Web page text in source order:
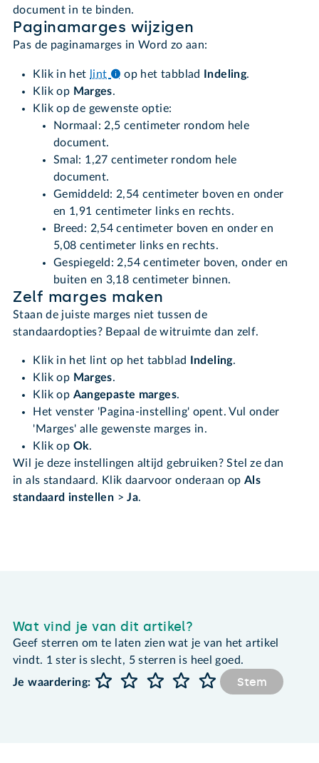
document in te binden.
Paginamarges wijzigen
Pas de paginamarges in Word zo aan:
Klik in het lint op het tabblad Indeling.
Klik op Marges.
Klik op de gewenste optie:
Normaal: 2,5 centimeter rondom hele
document.
Smal: 1,27 centimeter rondom hele
document.
Gemiddeld: 2,54 centimeter boven en onder
en 1,91 centimeter links en rechts.
Breed: 2,54 centimeter boven en onder en
5,08 centimeter links en rechts.
Gespiegeld: 2,54 centimeter boven, onder en
buiten en 3,18 centimeter binnen.
Zelf marges maken
Staan de juiste marges niet tussen de
standaardopties? Bepaal de witruimte dan zelf.
Klik in het lint op het tabblad Indeling.
Klik op Marges.
Klik op Aangepaste marges.
Het venster 'Pagina-instelling' opent. Vul onder
'Marges' alle gewenste marges in.
Klik op Ok.
Wil je deze instellingen altijd gebruiken? Stel ze dan
in als standaard. Klik daarvoor onderaan op Als
standaard instellen >Ja.
Wat vind je van dit artikel?
Geef sterren om te laten zien wat je van het artikel
vindt. 1 ster is slecht, 5 sterren is heel goed.
Je waardering:
Stem